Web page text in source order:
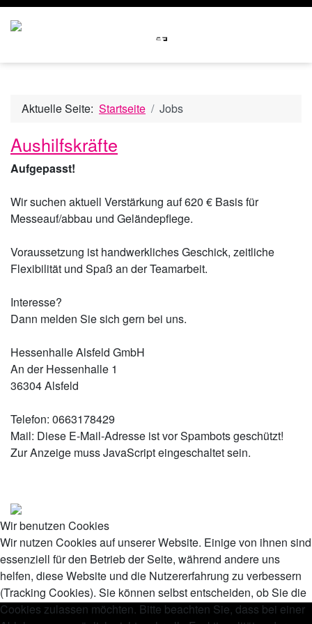
Aktuelle Seite: Startseite Jobs
Aushilfskräfte
Aufgepasst!
Wir suchen aktuell Verstärkung auf 620 € Basis für
Messeauf/abbau und Geländepflege.
Voraussetzung ist handwerkliches Geschick, zeitliche
Flexibilität und Spaß an der Teamarbeit.
Interesse?
Dann melden Sie sich gern bei uns.
Hessenhalle Alsfeld GmbH
An der Hessenhalle 1
36304 Alsfeld
Telefon: 0663178429
Mail: Diese E-Mail-Adresse ist vor Spambots geschützt!
Zur Anzeige muss JavaScript eingeschaltet sein.
Wir benutzen Cookies
Wir nutzen Cookies auf unserer Website. Einige von ihnen sind
essenziell für den Betrieb der Seite, während andere uns
helfen, diese Website und die Nutzererfahrung zu verbessern
(Tracking Cookies). Sie können selbst entscheiden, ob Sie die
Cookies zulassen möchten. Bitte beachten Sie, dass bei einer